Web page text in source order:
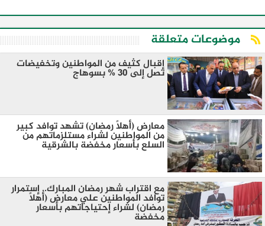
موضوعات متعلقة
إقبال كثيف من المواطنين وتخفيضات
تصل إلى 30 % بسوهاج
معارض (أهلاً رمضان) تشهد توافد كبير
من المواطنين لشراء مستلزماتهم من
السلع بأسعار مخفضة بالشرقية
مع اقتراب شهر رمضان المبارك.. إستمرار
توافد المواطنين علي معارض (أهلاً
رمضان) لشراء إحتياجاتهم بأسعار
مخفضة